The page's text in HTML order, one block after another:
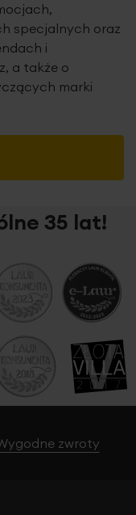
specjalnych oraz
i
a także o
marki
35 lat!
zwroty